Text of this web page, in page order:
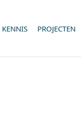
KENNIS PROJECTEN